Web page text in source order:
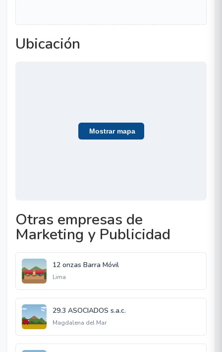
Ubicación
Mostrar mapa
Otras empresas de
Marketing y Publicidad
12 onzas Barra Móvil
Lima
29.3 ASOCIADOS s.a.c.
Magdalena del Mar